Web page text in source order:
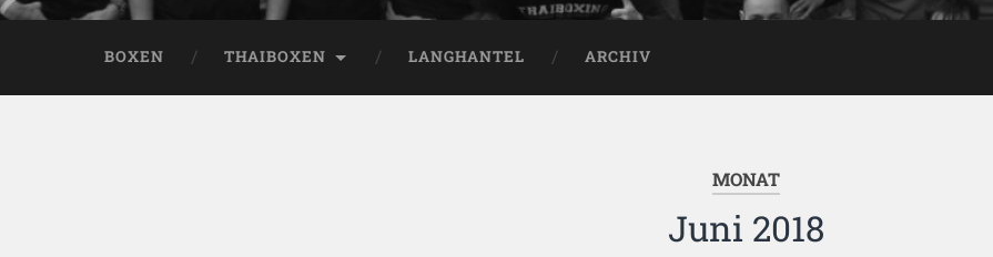
BOXEN THAIBOXEN LANGHANTEL ARCHIV
MONAT
Juni 2018